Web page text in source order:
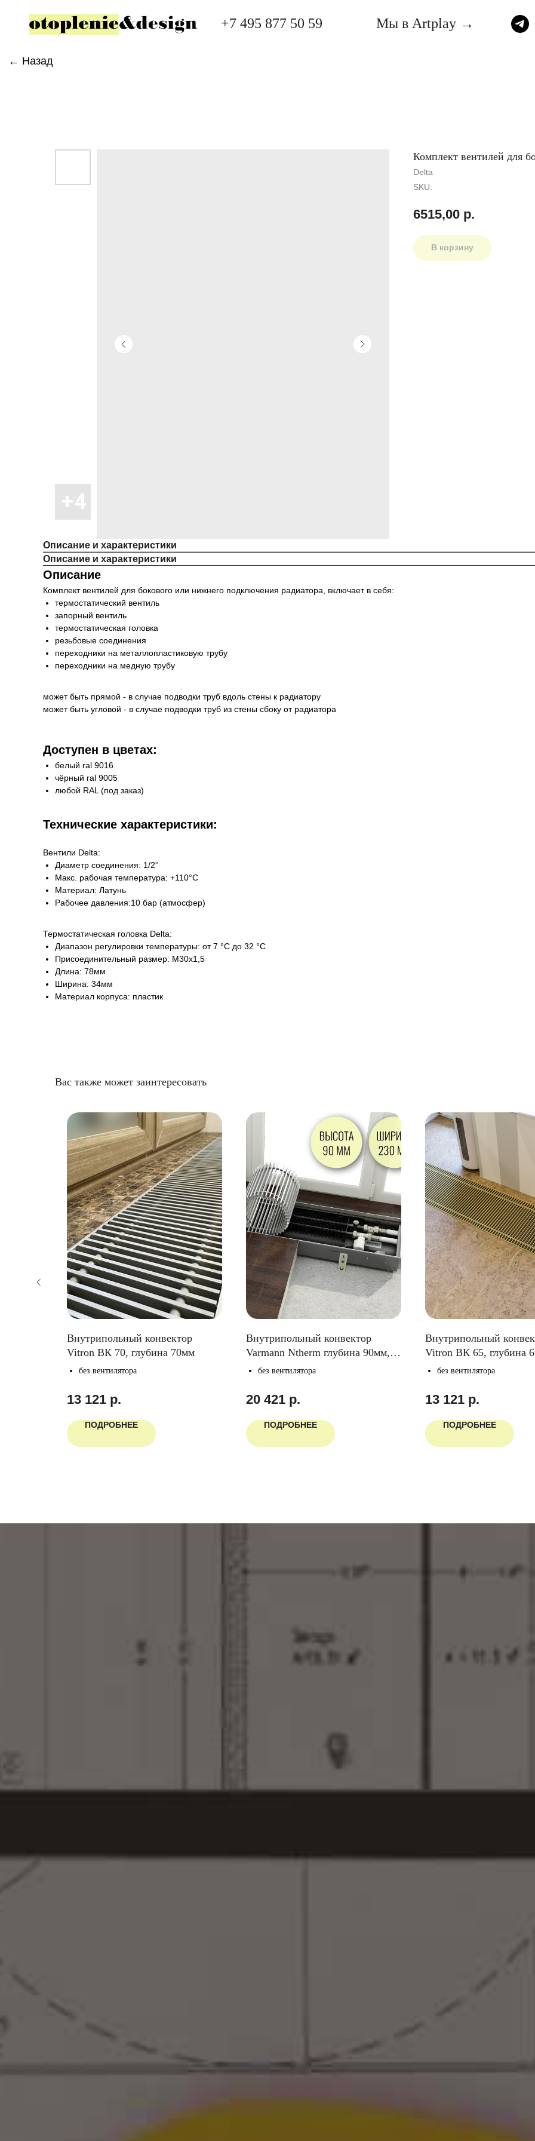
+7 495 877 50 59 Мы в Artplay →
← Назад
Комплект вентилей для
Delta
SKU:
6515,00 р.
В корзину
Описание и характеристики
Описание и характеристики
Описание
Комплект вентилей для бокового или нижнего подключения радиатора , включает в себя:
термостатический вентиль
запорный вентиль
термостатическая головка
резьбовые соединения
переходники на металлопластиковую трубу
переходники на медную трубу
может быть прямой - в случае подводки труб вдоль стены к радиатору
может быть угловой - в случае подводки труб из стены сбоку от радиатора
Доступен в цветах:
белый ral 9016
чёрный ral 9005
любой RAL (под заказ)
Технические характеристики:
Вентили Delta:
Диаметр соединения: 1/2''
Макс. рабочая температура: +110°C
Материал: Латунь
Рабочее давления:10 бар (атмосфер)
Термостатическая головка Delta:
Диапазон регулировки температуры: от 7 °C до 32 °C
Присоединительный размер: M30x1,5
Длина: 78мм
Ширина: 34мм
Материал корпуса: пластик
Вас также может заинтересовать
Внутрипольный конвектор
Vitron ВК 70, глубина 70мм
без вентилятора
13 121 р.
ПОДРОБНЕЕ
Внутрипольный конвектор
Varmann Ntherm глубина 90мм,
ширина 230мм
без вентилятора
20 421 р.
ПОДРОБНЕЕ
Внутрипольный
Vitron ВК 65, глубина
без вентилятора
13 121 р.
ПОДРОБНЕЕ